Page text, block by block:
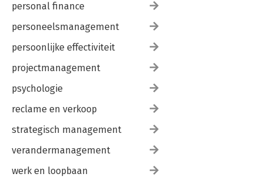
personal finance
personeelsmanagement
persoonlijke effectiviteit
projectmanagement
psychologie
reclame en verkoop
strategisch management
verandermanagement
werk en loopbaan